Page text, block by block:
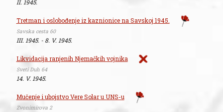
II. 1945.
Tretman i oslobođenje iz kaznionice na Savskoj 1945.
Savska cesta 60
III. 1945. - 8. V. 1945.
Likvidacija ranjenih Njemačkih vojnika
Sveti Duh 64
14. V. 1945.
Mučenje i ubojstvo Vere Solar u UNS-u
Zvonimirova 2